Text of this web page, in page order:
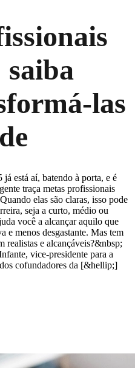
saiba
las
está aí, batendo à porta, e é
traça metas profissionais
elas são claras, isso pode
seja a curto, médio ou
você a alcançar aquilo que
e menos desgastante. Mas tem
realistas e alcançáveis?&nbsp;
vice-presidente para a
cofundadores da [&hellip;]